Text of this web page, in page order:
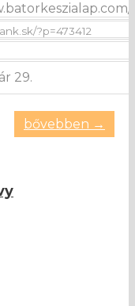
29.
bővebben →